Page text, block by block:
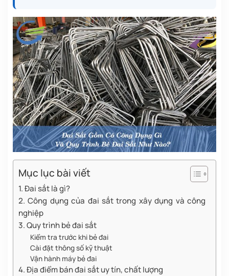
Mục lục bài viết
1. Đai sắt là gì?
2. Công dụng của đai sắt trong xây dụng và công
nghiệp
3. Quy trình bẻ đai sắt
Kiểm tra trước khi bẻ đai
Cài đặt thông số kỹ thuật
Vận hành máy bẻ đai
4. Địa điểm bán đai sắt uy tín, chất lượng